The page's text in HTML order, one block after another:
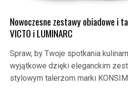
Nowoczesne zestawy obiadowe i
VICTO i LUMINARC
Spraw, by Twoje spotkania
wyjątkowe dzięki eleganckim
stylowym talerzom marki